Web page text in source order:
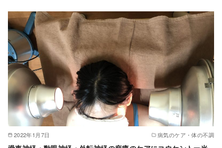
2022年1月7日 病気のケア・体の不調